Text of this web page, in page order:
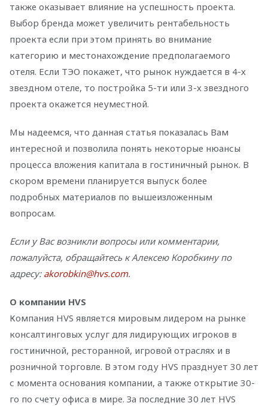
также оказывает влияние на успешность проекта.
Выбор бренда может увеличить рентабельность
проекта если при этом принять во внимание
категорию и местонахождение предполагаемого
отеля. Если ТЭО покажет, что рынок нуждается в 4-х
звездном отеле, то постройка 5-ти или 3-х звездного
проекта окажется неуместной.
Мы надеемся, что данная статья показалась Вам
интересной и позволила понять некоторые нюансы
процесса вложения капитала в гостиничный рынок. В
скором времени планируется выпуск более
подробных материалов по вышеизложенным
вопросам.
Если у Вас возникли вопросы или комментарии,
пожалуйста, обращайтесь к Алексею Коробкину по
адресу: akorobkin@hvs.com.
О компании HVS
Компания HVS является мировым лидером на рынке
консалтинговых услуг для лидирующих игроков в
гостиничной, ресторанной, игровой отраслях и в
розничной торговле. В этом году HVS празднует 30 лет
с момента основания компании, а также открытие 30-
го по счету офиса в мире. За последние 30 лет HVS